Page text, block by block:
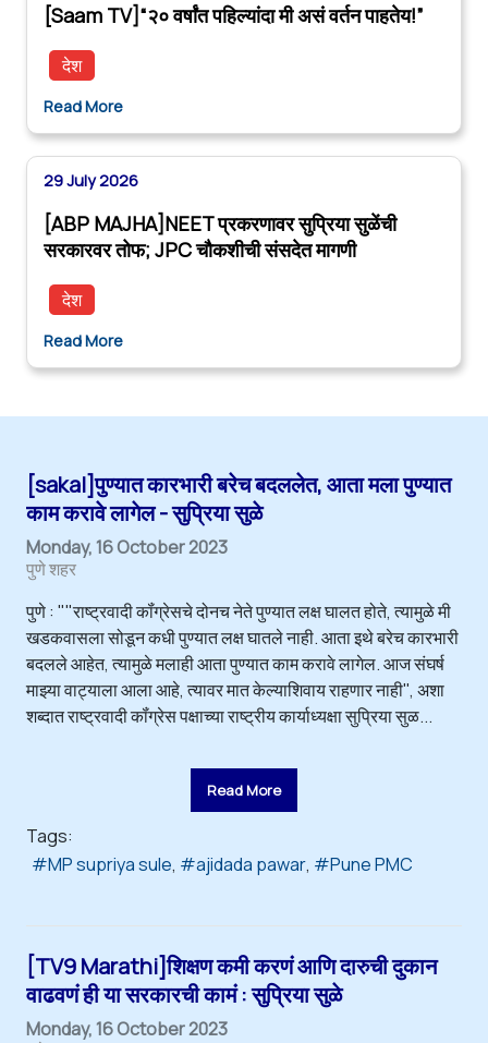
[Saam TV]“२० वर्षांत पहिल्यांदा मी असं वर्तन पाहतेय!”
देश
Read More
29 July 2026
[ABP MAJHA]NEET प्रकरणावर सुप्रिया सुळेंची
सरकारवर तोफ; JPC चौकशीची संसदेत मागणी
देश
Read More
[sakal]पुण्यात कारभारी बरेच बदललेत, आता मला पुण्यात
काम करावे लागेल - सुप्रिया सुळे
Monday, 16 October 2023
पुणे शहर
पुणे : ""राष्ट्रवादी कॉंग्रेसचे दोनच नेते पुण्यात लक्ष घालत होते, त्यामुळे मी
खडकवासला सोडून कधी पुण्यात लक्ष घातले नाही. आता इथे बरेच कारभारी
बदलले आहेत, त्यामुळे मलाही आता पुण्यात काम करावे लागेल. आज संघर्ष
माझ्या वाट्याला आला आहे, त्यावर मात केल्याशिवाय राहणार नाही'', अशा
शब्दात राष्ट्रवादी कॉंग्रेस पक्षाच्या राष्ट्रीय कार्याध्यक्षा सुप्रिया सुळ...
Read More
Tags:
MP supriya sule
ajidada pawar Pune PMC
[TV9 Marathi]शिक्षण कमी करणं आणि दारुची दुकान
वाढवणं ही या सरकारची कामं : सुप्रिया सुळे
Monday, 16 October 2023